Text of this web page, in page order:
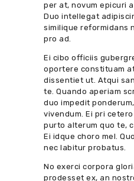
per at, novum epicuri
Duo intellegat
similique reformidans
pro ad.
Ei cibo officiis
oportere constituam
dissentiet ut. Atqui
te. Quando aperiam
duo impedit
vivendum. Ei pri
purto alterum quo te,
Ei idque choro mel.
nec labitur probatus.
No exerci corpora
prodesset ex, an